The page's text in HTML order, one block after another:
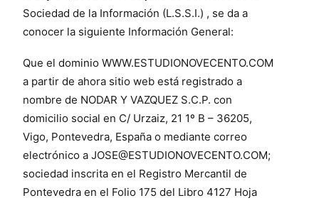
Sociedad de la Información (L.S.S.I.) , se da a
conocer la siguiente Información General:
Que el dominio WWW.ESTUDIONOVECENTO.COM
a partir de ahora sitio web está registrado a
nombre de NODAR Y VAZQUEZ S.C.P. con
domicilio social en C/ Urzaiz, 21 1º B – 36205,
Vigo, Pontevedra, España o mediante correo
electrónico a JOSE@ESTUDIONOVECENTO.COM;
sociedad inscrita en el Registro Mercantil de
Pontevedra en el Folio 175 del Libro 4127 Hoja